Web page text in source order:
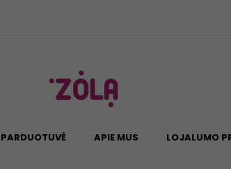
PARDUOTUVĖ APIE MUS LOJALUMO